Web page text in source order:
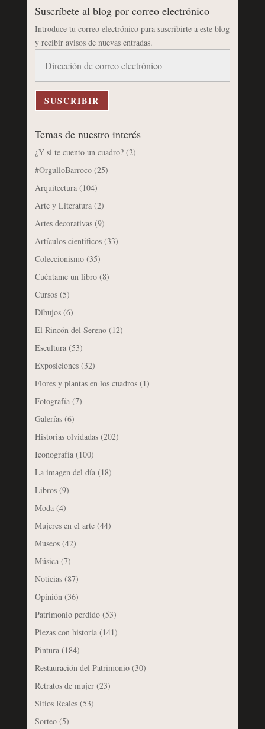
Suscríbete al blog por correo electrónico
Introduce tu correo electrónico para suscribirte a este blog
y recibir avisos de nuevas entradas.
correo
electrónico
SUSCRIBIR
Temas de nuestro interés
¿Y si te cuento un cuadro?(2)
#OrgulloBarroco(25)
Arquitectura(104)
Arte y Literatura(2)
Artes decorativas(9)
Artículos científicos(33)
Coleccionismo(35)
Cuéntame un libro(8)
Cursos(5)
Dibujos(6)
El Rincón del Sereno(12)
Escultura(53)
Exposiciones(32)
Flores y plantas en los cuadros(1)
Fotografía(7)
Galerías(6)
Historias olvidadas(202)
Iconografía(100)
La imagen del día(18)
Libros(9)
Moda(4)
Mujeres en el arte(44)
Museos(42)
Música(7)
Noticias(87)
Opinión(36)
Patrimonio perdido(53)
Piezas con historia(141)
Pintura(184)
Restauración del Patrimonio(30)
Retratos de mujer(23)
Sitios Reales(53)
Sorteo(5)